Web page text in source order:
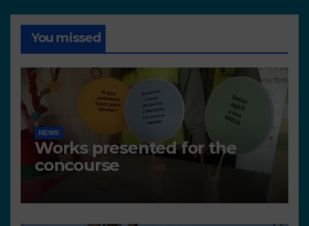
You missed
NEWS
Works presented for the
concourse